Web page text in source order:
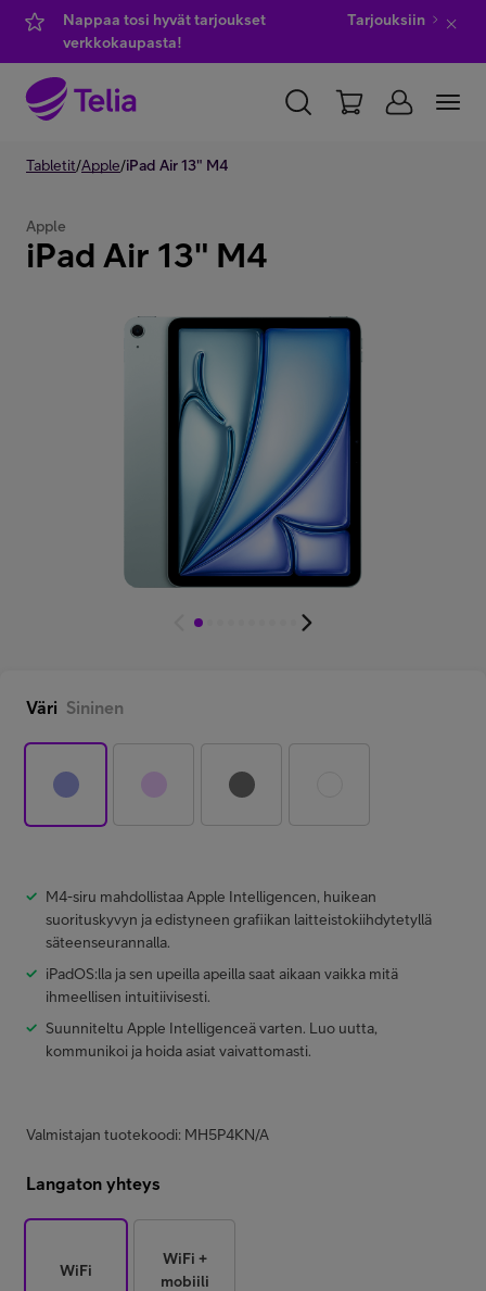
Nappaa tosi hyvät tarjoukset
verkkokaupasta!
Tarjouksiin
YKSITYISILLE YRITYKSILLE
Minun Telia Yrityksille
Tabletit/Apple/iPad Air 13" M4
Apple
iPad Air 13" M4
Väri Sininen
M4-siru mahdollistaa Apple Intelligencen, huikean
suorituskyvyn ja edistyneen grafiikan laitteistokiihdytetyllä
säteenseurannalla.
iPadOS:lla ja sen upeilla apeilla saat aikaan vaikka mitä
ihmeellisen intuitiivisesti.
Suunniteltu Apple Intelligenceä varten. Luo uutta,
kommunikoi ja hoida asiat vaivattomasti.
Valmistajan tuotekoodi: MH5P4KN/A
Langaton yhteys
WiFi
WiFi +
mobiili